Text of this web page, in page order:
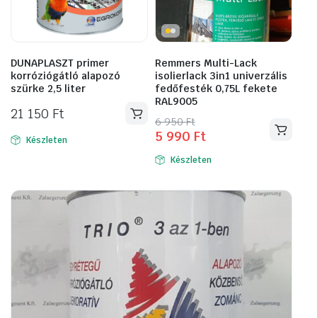
DUNAPLASZT primer
korróziógátló alapozó
szürke 2,5 liter
21 150 Ft
Készleten
Remmers Multi-Lack
isolierlack 3in1 univerzális
fedőfesték 0,75L fekete
RAL9005
6 950Ft
Original
price
was:
950 Ft.
5 990 Ft
Current
price
is:
990 Ft.
Készleten